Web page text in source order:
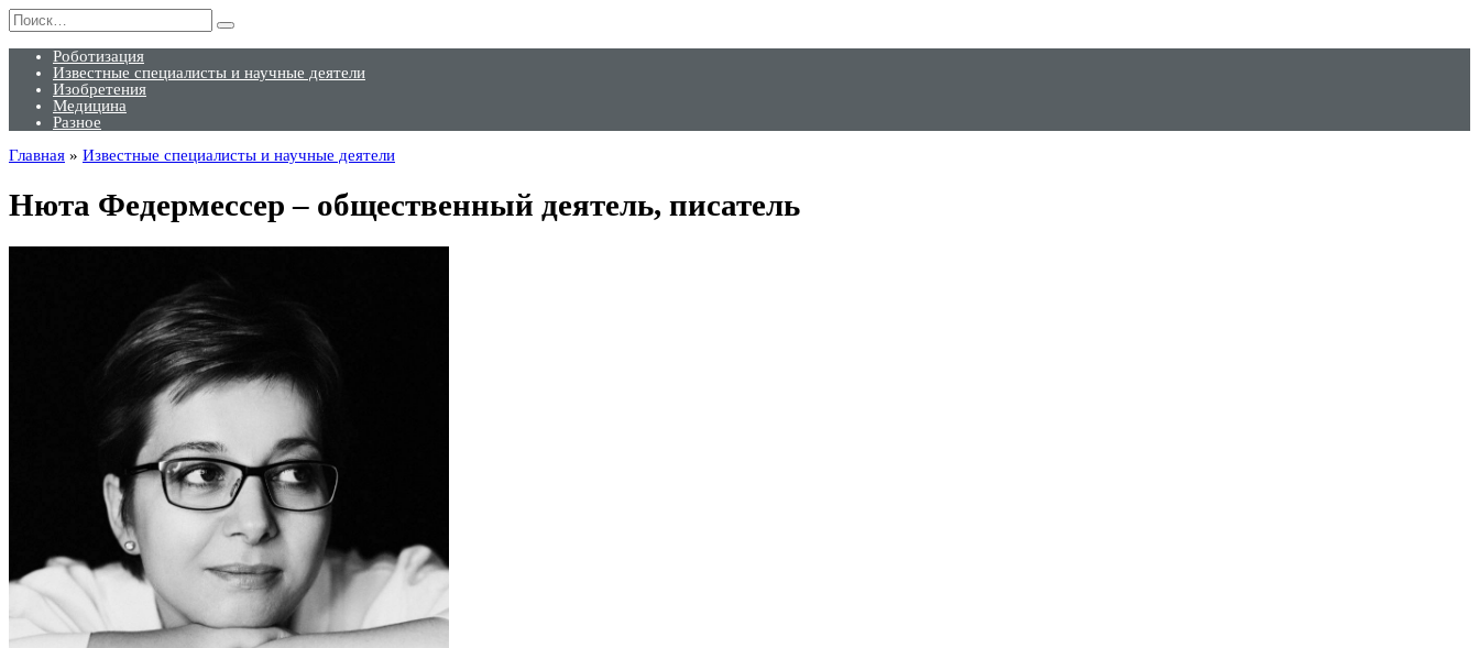
Перейти
к
содержанию
Search
for:
Роботизация
Известные специалисты и научные деятели
Изобретения
Медицина
Разное
Главная » Известные специалисты и научные деятели
Нюта Федермессер – общественный деятель, писатель